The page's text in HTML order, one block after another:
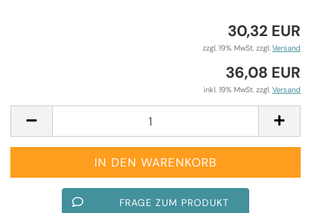
30,32 EUR
zzgl. 19% MwSt. zzgl. Versand
36,08 EUR
inkl. 19% MwSt. zzgl. Versand
FRAGE ZUM PRODUKT